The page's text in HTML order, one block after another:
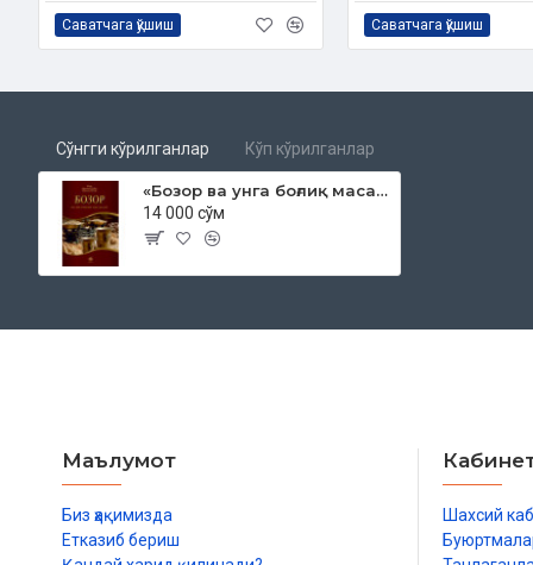
Нашриёт:«HILOL NASHR» Нашриёти
Сана:2016 йил
Ўзбекистон Республикаси Вазирлар Маҳкамаси ҳузуридаги
сонли тавсияси ила чоп этилган
Китобда қуйидаги масалаларга оид маълумотлар ўрин
Ҳаромга қўл уриш мумкин эмас
Савдода ростгўйлик – икки дунё шарафи
Эҳтикор (монополия) ҳаромдир
Рибо ҳаромдир
Саватчага қўшиш Саватчага қўшиш
Сўнгги кўрилганлар Кўп кўрилганлар
«Бозор ва унга боғлиқ масалалар» (экспорт учун)
14 000 сўм
Маълумот
Биз ҳақимизда
Етказиб бериш
Шахсий